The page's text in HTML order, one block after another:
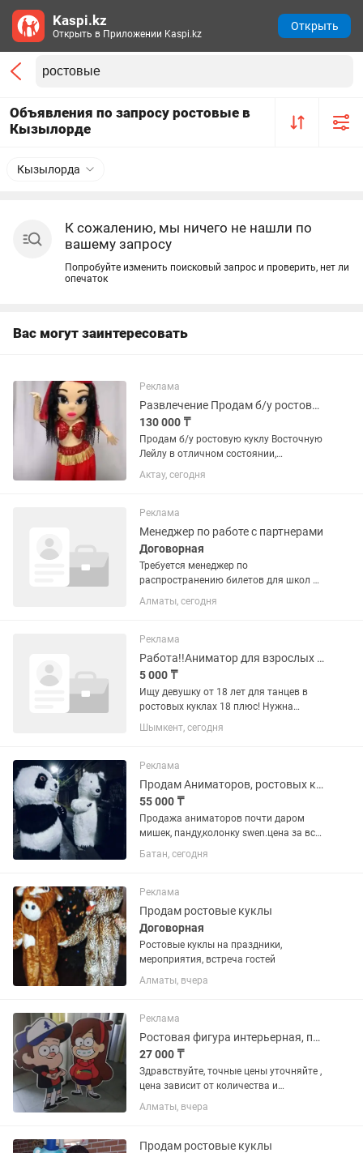
Объявления по запросу ростовые в
Кызылорде
Кызылорда
К сожалению, мы ничего не нашли по
вашему запросу
Попробуйте изменить поисковый запрос и проверить, нет ли
опечаток
Вас могут заинтересовать
Реклама
Развлечение Продам б/у ростовую куклу
130 000 ₸
Продам б/у ростовую куклу Восточную
Лейлу в отличном состоянии,
пользовались пару раз на
мероприятие, окупаемость 100%
Актау, сегодня
Реклама
Менеджер по работе с партнерами
Договорная
Требуется менеджер по
распространению билетов для школ и
детских садов . На детские шоу
спектакли ростовых кукол . Трендовые
майнкрафт, роблокс . Обзванивать и...
Алматы, сегодня
Реклама
Работа!!Аниматор для взрослых 18 плюс!Не детский
5 000 ₸
Ищу девушку от 18 лет для танцев в
ростовых куклах 18 плюс! Нужна
девушка умеющая танцевать, готовая
выезжать на заказы и в ночное время!
стеснительная! Рост 170 см, вес 60...
Шымкент, сегодня
Реклама
Продам Аниматоров, ростовых кукол, панду,мишку
55 000 ₸
Продажа аниматоров почти даром
мишек, панду,колонку swen.цена за все,
лежит давно не пользуюсь так как в
декрете.торг
Батан, сегодня
Реклама
Продам ростовые куклы
Договорная
Ростовые куклы на праздники,
мероприятия, встреча гостей
Алматы, вчера
Реклама
Ростовая фигура интерьерная, пвх 8 мм 170х60 см
27 000 ₸
Здравствуйте, точные цены уточняйте ,
цена зависит от количества и
размеров! Интерьерная ростовая
фигура (хардпостер) для оформления
мм и оракал. Принимаем...
Алматы, вчера
Продам ростовые куклы
Kaspi.kz
Открыть в Приложении Kaspi.kz
Открыть